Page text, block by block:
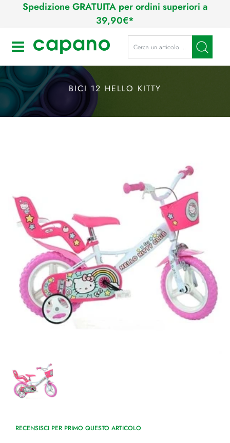
Spedizione GRATUITA per ordini superiori a
39,90€*
Open La modifica di un filtro
BICI 12 HELLO KITTY
RECENSISCI PER PRIMO QUESTO ARTICOLO